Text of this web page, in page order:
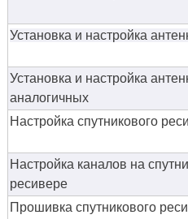
Установка и настройка
Установка и настройка
аналогичных
Настройка спутникового
Настройка каналов на
ресивере
Прошивка спутникового